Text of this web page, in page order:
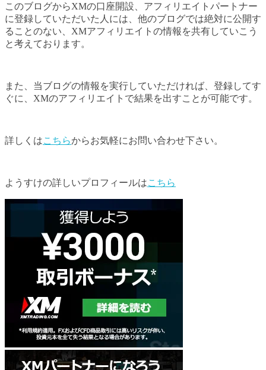
このブログからXMの口座開設、アフィリエイトパートナー
に登録していただいた人には、他のブログでは絶対に公開す
ることのない、XMアフィリエイトの情報を共有していこう
と考えております。
また、当ブログの情報を実行していただければ、登録してす
ぐに、XMのアフィリエイトで結果を出すことが可能です。
詳しくはこちらからお気軽にお問い合わせ下さい。
ようすけの詳しいプロフィールはこちら